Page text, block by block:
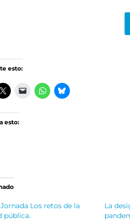
esto:
esto:
Los retos de la
pública.
La